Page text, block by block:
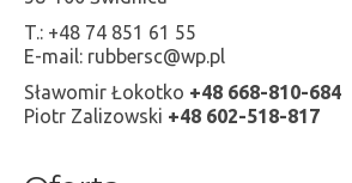
Dyfuzory zapachowe z
Zapachy do aut
Testery zapachowe
T.: +48 74 851 61 55
E-mail: rubbersc@wp.pl
Sławomir Łokotko +48 668-810-684
Piotr Zalizowski +48 602-518-817